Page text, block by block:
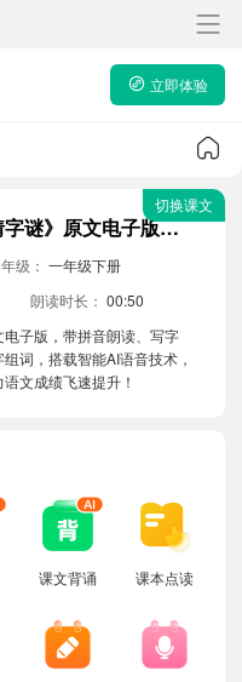
立即体验
一年级下册语文《猜字谜》原文电子版带拼音朗读音频
年级： 一年级下册
朗读时长： 00:50
子版，带拼音朗读、写字
词，搭载智能AI语音技术，
文成绩飞速提升！
切换课文
课文背诵 课本点读